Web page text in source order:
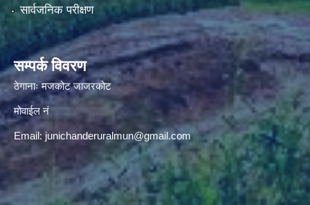
सार्वजनिक परीक्षण
सम्पर्क विवरण
ठेगानाः मजकोट जाजरकोट
मोवाईल नं
Email:junichanderuralmun@gmail.com